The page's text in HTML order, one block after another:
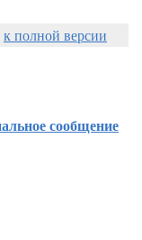
к полной версии
сообщение